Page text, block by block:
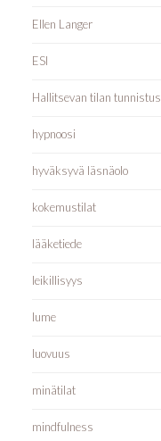
Ellen Langer
ESI
Hallitsevan tilan tunnistus
hypnoosi
hyväksyvä läsnäolo
kokemustilat
lääketiede
leikillisyys
lume
luovuus
minätilat
mindfulness